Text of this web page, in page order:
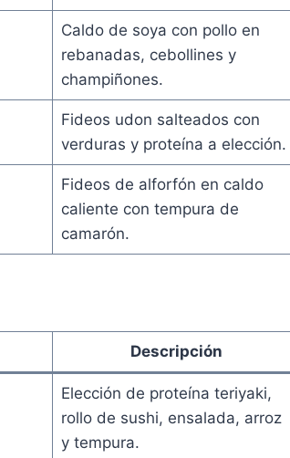
Caldo de soya con pollo en
rebanadas, cebollines y
champiñones.
Fideos udon salteados con
verduras y proteína a elección.
Fideos de alforfón en caldo
caliente con tempura de
camarón.
Descripción
Elección de proteína teriyaki,
rollo de sushi, ensalada, arroz
y tempura.